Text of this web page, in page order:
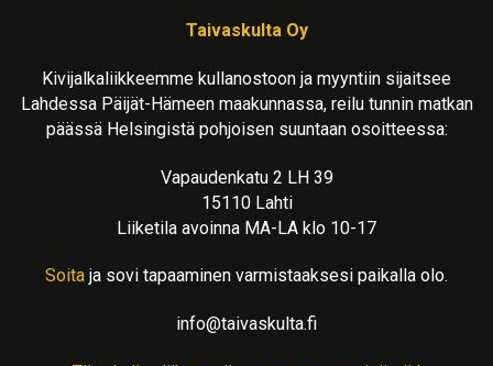
Taivaskulta Oy
Kivijalkaliikkeemme kullanostoon ja myyntiin sijaitsee
Lahdessa Päijät-Hämeen maakunnassa, reilu tunnin matkan
päässä Helsingistä pohjoisen suuntaan osoitteessa:
Vapaudenkatu 2 LH 39
15110 Lahti
Liiketila avoinna MA-LA klo 10-17
Soita ja sovi tapaaminen varmistaaksesi paikalla olo.
info@taivaskulta.fi